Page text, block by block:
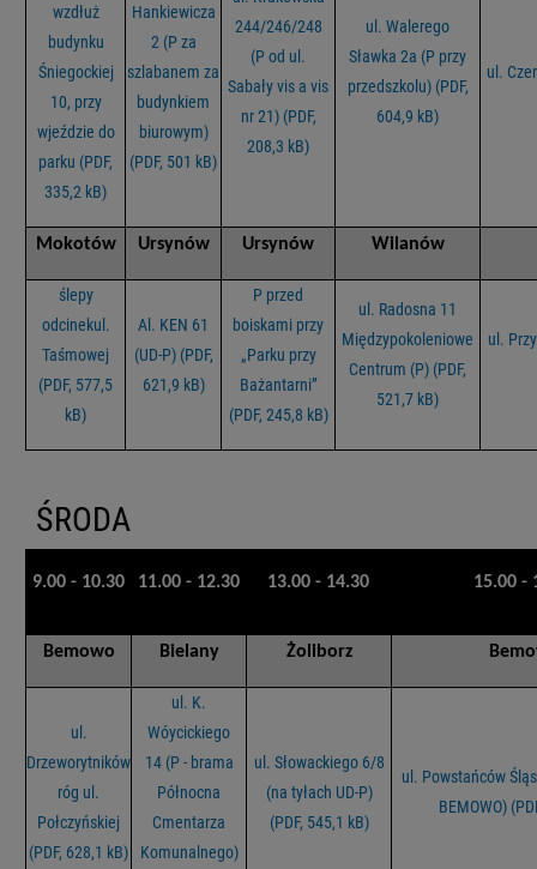
wzdłuż
budynku
Śniegockiej
10, przy
wjeździe do
parku (PDF,
335,2 kB)
Hankiewicza
2 (P za
szlabanem za
budynkiem
biurowym)
(PDF, 501 kB)
244/246/248
(P od ul.
Sabały vis a vis
nr 21) (PDF,
208,3 kB)
ul. Walerego
Sławka 2a (P przy
przedszkolu) (PDF,
604,9 kB)
ul.
Mokotów Ursynów Ursynów Wilanów
ślepy
odcinekul.
Taśmowej
(PDF, 577,5
kB)
Al. KEN 61
(UD-P) (PDF,
621,9 kB)
P przed
boiskami przy
„Parku przy
Bażantarni”
(PDF, 245,8 kB)
ul. Radosna 11
Międzypokoleniowe
Centrum (P) (PDF,
521,7 kB)
ul.
ŚRODA
9.00 - 10.30 11.00 - 12.30 13.00 - 14.30 15.00 -
Bemowo Bielany Żoliborz
ul.
Drzeworytników
róg ul.
Połczyńskiej
(PDF, 628,1 kB)
ul. K.
Wóycickiego
14 (P - brama
Północna
Cmentarza
Komunalnego)
ul. Słowackiego 6/8
(na tyłach UD-P)
(PDF, 545,1 kB)
ul. Powstańców
BEMOWO)